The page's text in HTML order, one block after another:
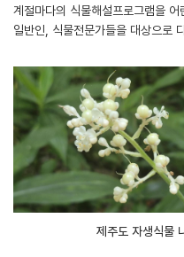
계절마다의 식물해설프로그램을
일반인, 식물전문가들을 대상으로
제주도 자생식물